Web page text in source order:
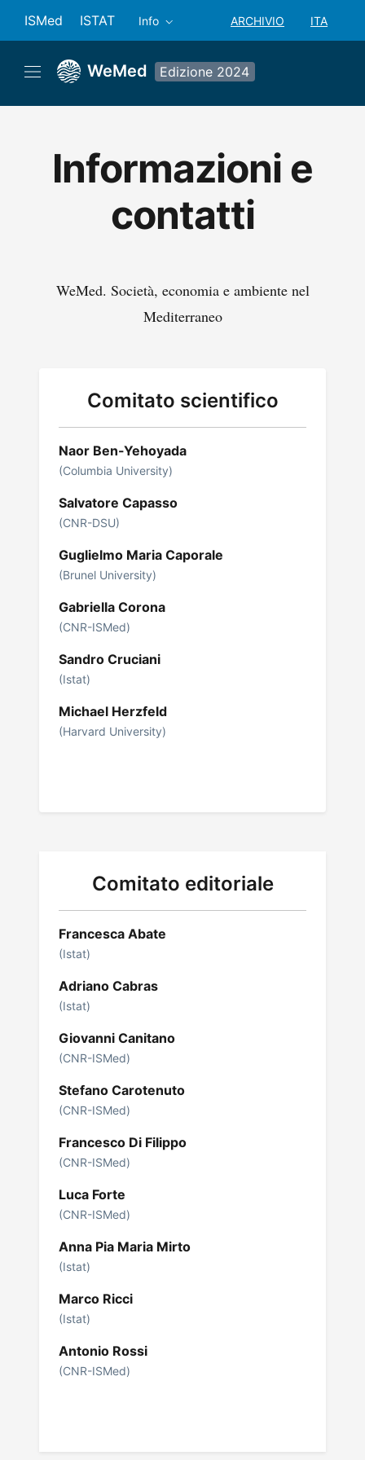
ISMed ISTAT Info SELEZIONE ANNO:
ARCHIVIO ITA
WeMed Edizione 2024
Informazioni e
contatti
WeMed. Società, economia e ambiente nel
Mediterraneo
Comitato scientifico
Naor Ben-Yehoyada
(Columbia University)
Salvatore Capasso
(CNR-DSU)
Guglielmo Maria Caporale
(Brunel University)
Gabriella Corona
(CNR-ISMed)
Sandro Cruciani
(Istat)
Michael Herzfeld
(Harvard University)
Comitato editoriale
Francesca Abate
(Istat)
Adriano Cabras
(Istat)
Giovanni Canitano
(CNR-ISMed)
Stefano Carotenuto
(CNR-ISMed)
Francesco Di Filippo
(CNR-ISMed)
Luca Forte
(CNR-ISMed)
Anna Pia Maria Mirto
(Istat)
Marco Ricci
(Istat)
Antonio Rossi
(CNR-ISMed)